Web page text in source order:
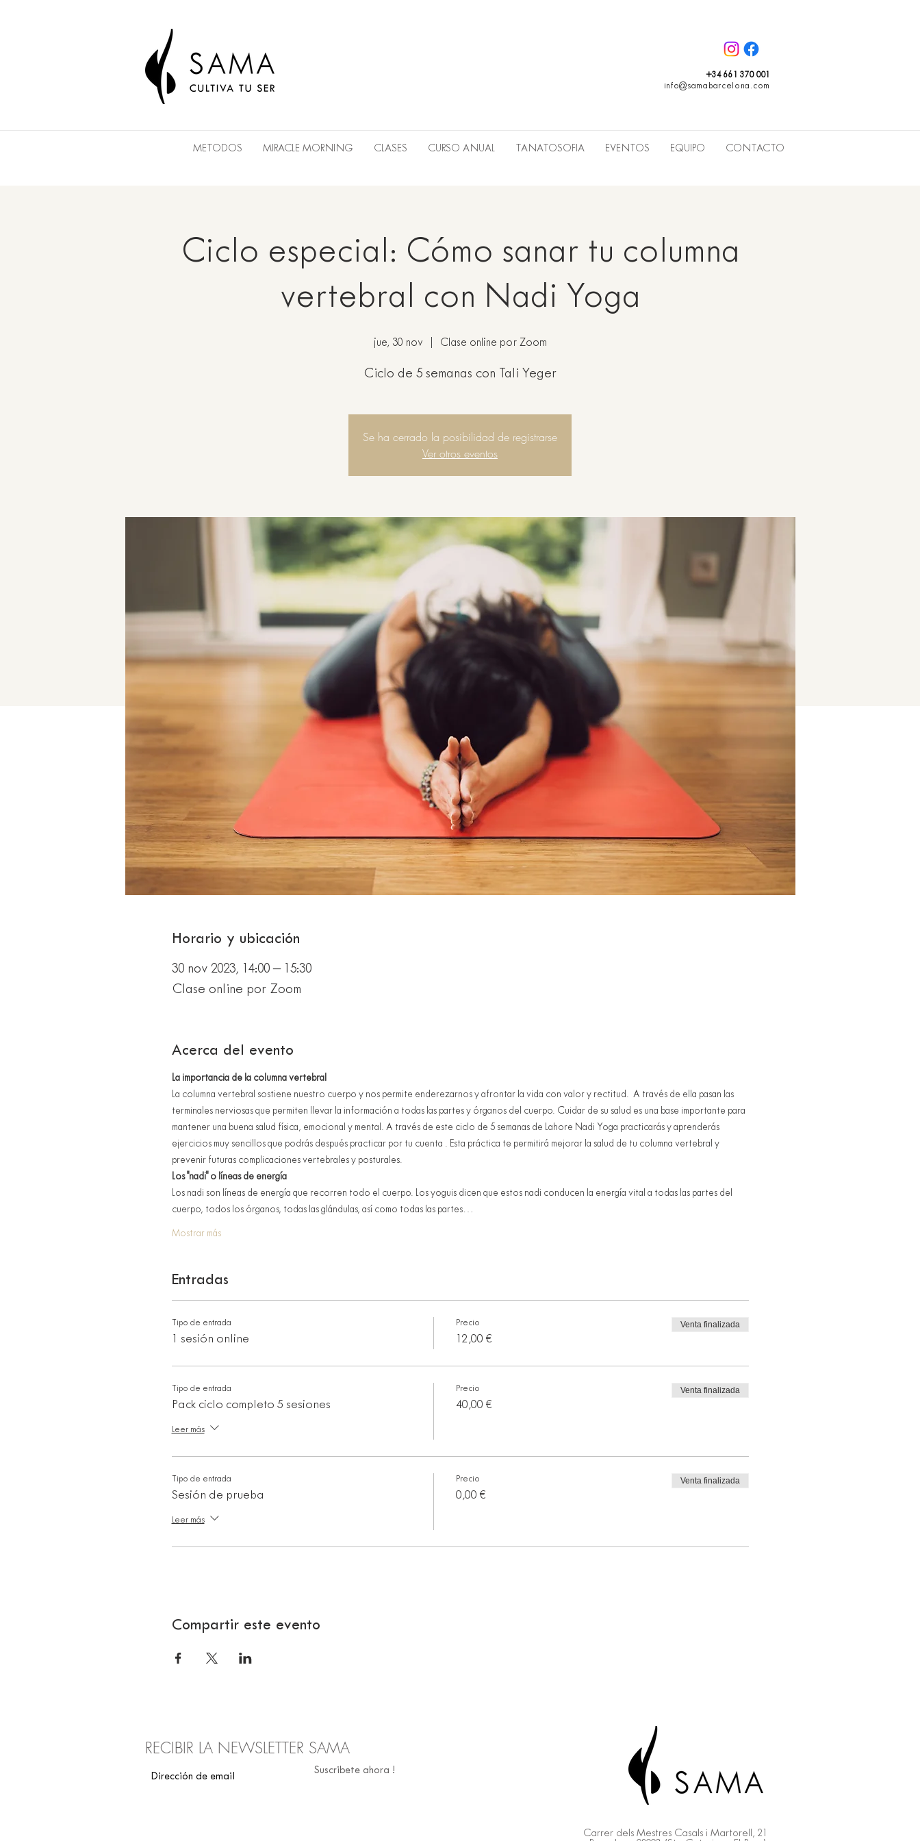
+34 661 370 001
info@samabarcelona.com
METODOS MIRACLE MORNING CLASES CURSO ANUAL TANATOSOFIA EVENTOS EQUIPO CONTACTO
Ciclo especial: Cómo sanar tu columna
vertebral con Nadi Yoga
jue, 30 nov Clase online por Zoom
Ciclo de 5 semanas con Tali Yeger
Se ha cerrado la posibilidad de registrarse
Ver otros eventos
Horario y ubicación
30 nov 2023, 14:00 – 15:30
Clase online por Zoom
Acerca del evento
La importancia de la columna vertebral
La columna vertebral sostiene nuestro cuerpo y nos permite enderezarnos y afrontar la vida con valor y rectitud.  A través de ella pasan las
terminales nerviosas que permiten llevar la información a todas las partes y órganos del cuerpo. Cuidar de su salud es una base importante para
mantener una buena salud física, emocional y mental. A través de este ciclo de 5 semanas de Lahore Nadi Yoga practicarás y aprenderás
ejercicios muy sencillos que podrás después practicar por tu cuenta . Esta práctica te permitirá mejorar la salud de tu columna vertebral y
prevenir futuras complicaciones vertebrales y posturales.
Los "nadi" o líneas de energía
Los nadi son líneas de energía que recorren todo el cuerpo. Los yoguis dicen que estos nadi conducen la energía vital a todas las partes del
cuerpo, todos los órganos, todas las glándulas, así como todas las partes…
Mostrar más
Entradas
Tipo de entrada
1 sesión online
Precio
12,00 €
Venta finalizada
Tipo de entrada
Pack ciclo completo 5 sesiones
Leer más
Precio
40,00 €
Venta finalizada
Tipo de entrada
Sesión de prueba
Leer más
Precio
0,00 €
Venta finalizada
Compartir este evento
RECIBIR LA NEWSLETTER SAMA
Suscribete ahora !
Carrer dels Mestres Casals i Martorell, 21